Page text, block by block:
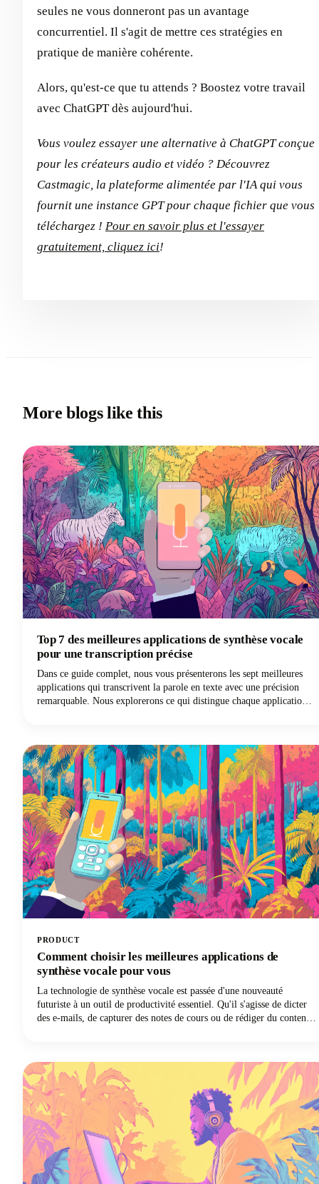
seules ne vous donneront pas un avantage
concurrentiel. Il s'agit de mettre ces stratégies en
pratique de manière cohérente.
Alors, qu'est-ce que tu attends ? Boostez votre travail
avec ChatGPT dès aujourd'hui.
Vous voulez essayer une alternative à ChatGPT conçue
pour les créateurs audio et vidéo ? Découvrez
Castmagic, la plateforme alimentée par l'IA qui vous
fournit une instance GPT pour chaque fichier que vous
téléchargez ! Pour en savoir plus et l'essayer
gratuitement, cliquez ici!
More blogs like this
Top 7 des meilleures applications de synthèse vocale
pour une transcription précise
Dans ce guide complet, nous vous présenterons les sept meilleures
applications qui transcrivent la parole en texte avec une précision
remarquable. Nous explorerons ce qui distingue chaque application
PRODUCT
Comment choisir les meilleures applications de
synthèse vocale pour vous
La technologie de synthèse vocale est passée d'une nouveauté
futuriste à un outil de productivité essentiel. Qu'il s'agisse de dicter
des e-mails, de capturer des notes de cours ou de rédiger du contenu,